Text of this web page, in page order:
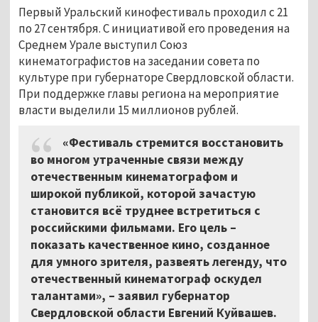
Первый Уральский кинофестиваль проходил с 21
по 27 сентября. С инициативой его проведения на
Среднем Урале выступил Союз
кинематографистов на заседании совета по
культуре при губернаторе Свердловской области.
При поддержке главы региона на мероприятие
власти выделили 15 миллионов рублей.
«Фестиваль стремится восстановить
во многом утраченные связи между
отечественным кинематографом и
широкой публикой, которой зачастую
становится всё труднее встретиться с
российскими фильмами. Его цель –
показать качественное кино, созданное
для умного зрителя, развеять легенду, что
отечественный кинематограф оскудел
талантами», – заявил губернатор
Свердловской области Евгений Куйвашев.